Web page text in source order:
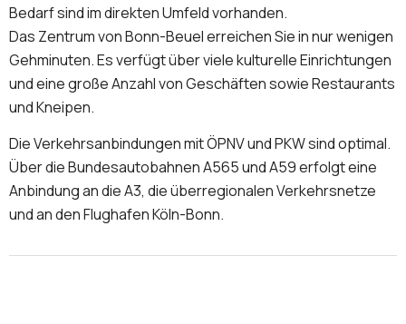
Bedarf sind im direkten Umfeld vorhanden.
Das Zentrum von Bonn-Beuel erreichen Sie in nur wenigen
Gehminuten. Es verfügt über viele kulturelle Einrichtungen
und eine große Anzahl von Geschäften sowie Restaurants
und Kneipen.
Die Verkehrsanbindungen mit ÖPNV und PKW sind optimal.
Über die Bundesautobahnen A565 und A59 erfolgt eine
Anbindung an die A3, die überregionalen Verkehrsnetze
und an den Flughafen Köln-Bonn.